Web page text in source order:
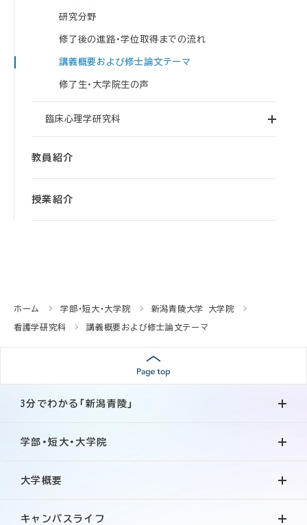
研究分野
修了後の進路・学位取得までの流れ
講義概要および修士論文テーマ
修了生・大学院生の声
臨床心理学研究科
教員紹介
授業紹介
ホーム 学部・短大・大学院 新潟青陵大学 大学院
看護学研究科 講義概要および修士論文テーマ
3分でわかる「新潟青陵」
学部・短大・大学院
大学概要
キャンパスライフ